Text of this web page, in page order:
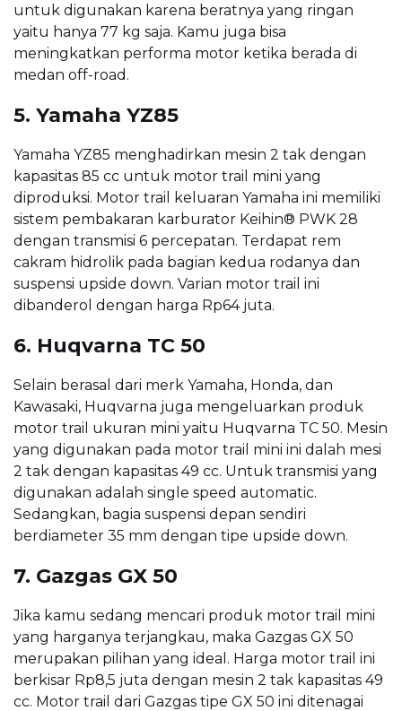
untuk digunakan karena beratnya yang ringan
yaitu hanya 77 kg saja. Kamu juga bisa
meningkatkan performa motor ketika berada di
medan off-road.
5. Yamaha YZ85
Yamaha YZ85 menghadirkan mesin 2 tak dengan
kapasitas 85 cc untuk motor trail mini yang
diproduksi. Motor trail keluaran Yamaha ini memiliki
sistem pembakaran karburator Keihin® PWK 28
dengan transmisi 6 percepatan. Terdapat rem
cakram hidrolik pada bagian kedua rodanya dan
suspensi upside down. Varian motor trail ini
dibanderol dengan harga Rp64 juta.
6. Huqvarna TC 50
Selain berasal dari merk Yamaha, Honda, dan
Kawasaki, Huqvarna juga mengeluarkan produk
motor trail ukuran mini yaitu Huqvarna TC 50. Mesin
yang digunakan pada motor trail mini ini dalah mesi
2 tak dengan kapasitas 49 cc. Untuk transmisi yang
digunakan adalah single speed automatic.
Sedangkan, bagia suspensi depan sendiri
berdiameter 35 mm dengan tipe upside down.
7. Gazgas GX 50
Jika kamu sedang mencari produk motor trail mini
yang harganya terjangkau, maka Gazgas GX 50
merupakan pilihan yang ideal. Harga motor trail ini
berkisar Rp8,5 juta dengan mesin 2 tak kapasitas 49
cc. Motor trail dari Gazgas tipe GX 50 ini ditenagai